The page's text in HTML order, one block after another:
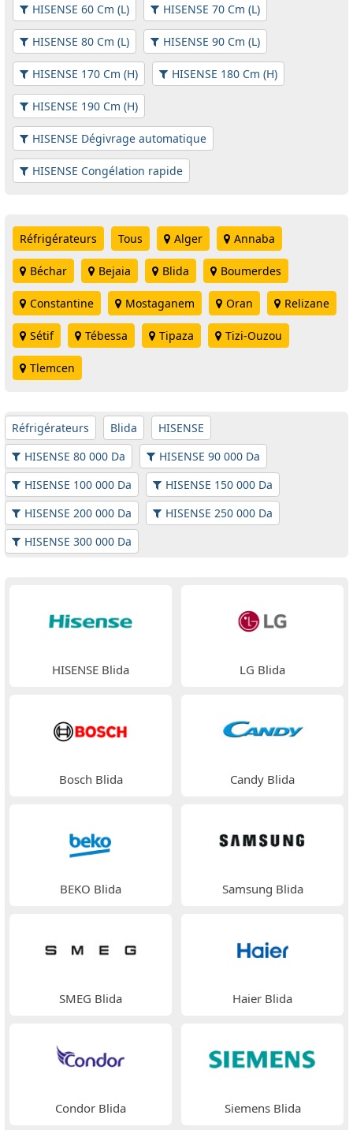
HISENSE 60 Cm (L) HISENSE 70 Cm (L)
HISENSE 80 Cm (L) HISENSE 90 Cm (L)
HISENSE 170 Cm (H) HISENSE 180 Cm (H)
HISENSE 190 Cm (H)
HISENSE Dégivrage automatique
HISENSE Congélation rapide
Réfrigérateurs Tous Alger Annaba
Béchar Bejaia Blida Boumerdes
Constantine Mostaganem Oran Relizane
Sétif Tébessa Tipaza Tizi-Ouzou
Tlemcen
Réfrigérateurs Blida
HISENSE
HISENSE 80 000 Da
HISENSE 90 000 Da
HISENSE 100 000 Da
HISENSE 150 000 Da
HISENSE 200 000 Da
HISENSE 250 000 Da
HISENSE 300 000 Da
HISENSE Blida LG Blida
Bosch Blida Candy Blida
BEKO Blida Samsung Blida
SMEG Blida Haier Blida
Condor Blida Siemens Blida